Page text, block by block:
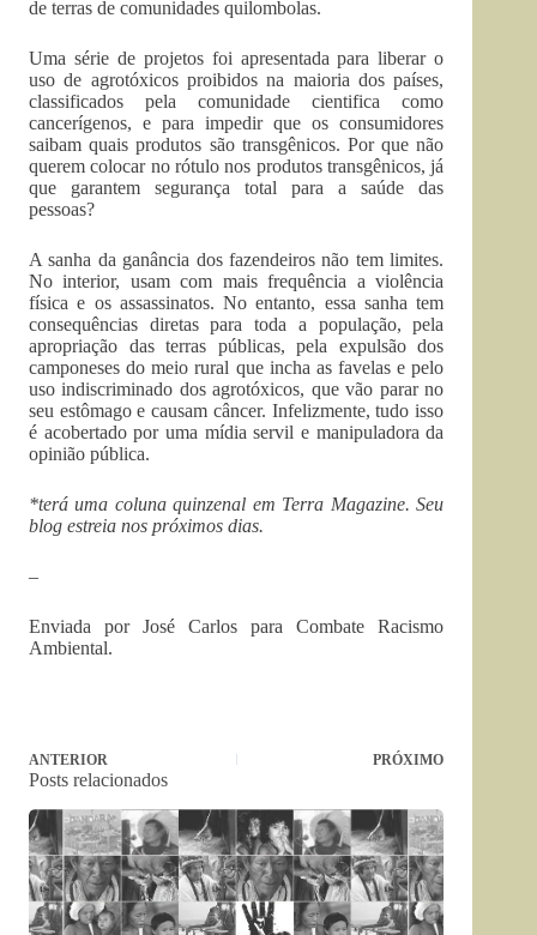
de terras de comunidades quilombolas.
Uma série de projetos foi apresentada para liberar o
uso de agrotóxicos proibidos na maioria dos países,
classificados pela comunidade cientifica como
cancerígenos, e para impedir que os consumidores
saibam quais produtos são transgênicos. Por que não
querem colocar no rótulo nos produtos transgênicos, já
que garantem segurança total para a saúde das
pessoas?
A sanha da ganância dos fazendeiros não tem limites.
No interior, usam com mais frequência a violência
física e os assassinatos. No entanto, essa sanha tem
consequências diretas para toda a população, pela
apropriação das terras públicas, pela expulsão dos
camponeses do meio rural que incha as favelas e pelo
uso indiscriminado dos agrotóxicos, que vão parar no
seu estômago e causam câncer. Infelizmente, tudo isso
é acobertado por uma mídia servil e manipuladora da
opinião pública.
*terá uma coluna quinzenal em Terra Magazine. Seu
blog estreia nos próximos dias.
–
Enviada por José Carlos para Combate Racismo
Ambiental.
ANTERIOR PRÓXIMO
Posts relacionados